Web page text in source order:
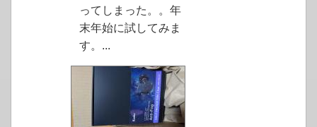
ってしまった。。年
末年始に試してみま
す。...